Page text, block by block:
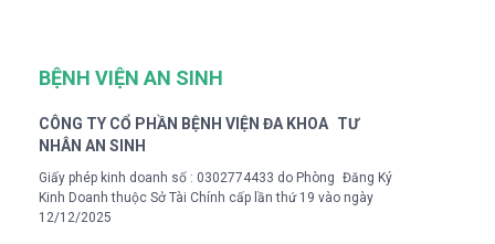
BỆNH VIỆN AN SINH
CÔNG TY CỔ PHẦN BỆNH VIỆN ĐA KHOA TƯ
NHÂN AN SINH
Giấy phép kinh doanh số : 0302774433 do Phòng Đăng Ký
Kinh Doanh thuộc Sở Tài Chính cấp lần thứ 19 vào ngày
12/12/2025